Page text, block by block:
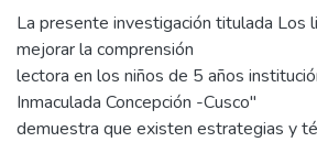
La presente investigación titulada Los
mejorar la comprensión
lectora en los niños de 5 años
Inmaculada Concepción -Cusco"
demuestra que existen estrategias y